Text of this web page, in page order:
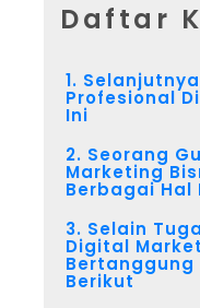
Daftar
1.
Profesional
Ini
2. Seorang
Marketing
Berbagai Hal
3. Selain
Digital
Bertanggung
Berikut